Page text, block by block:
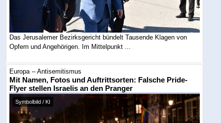
Das Jerusalemer Bezirksgericht bündelt Tausende Klagen von
Opfern und Angehörigen. Im Mittelpunkt ...
Europa -- Antisemitismus
Mit Namen, Fotos und Auftrittsorten: Falsche Pride-
Flyer stellen Israelis an den Pranger
Symbolbild / KI